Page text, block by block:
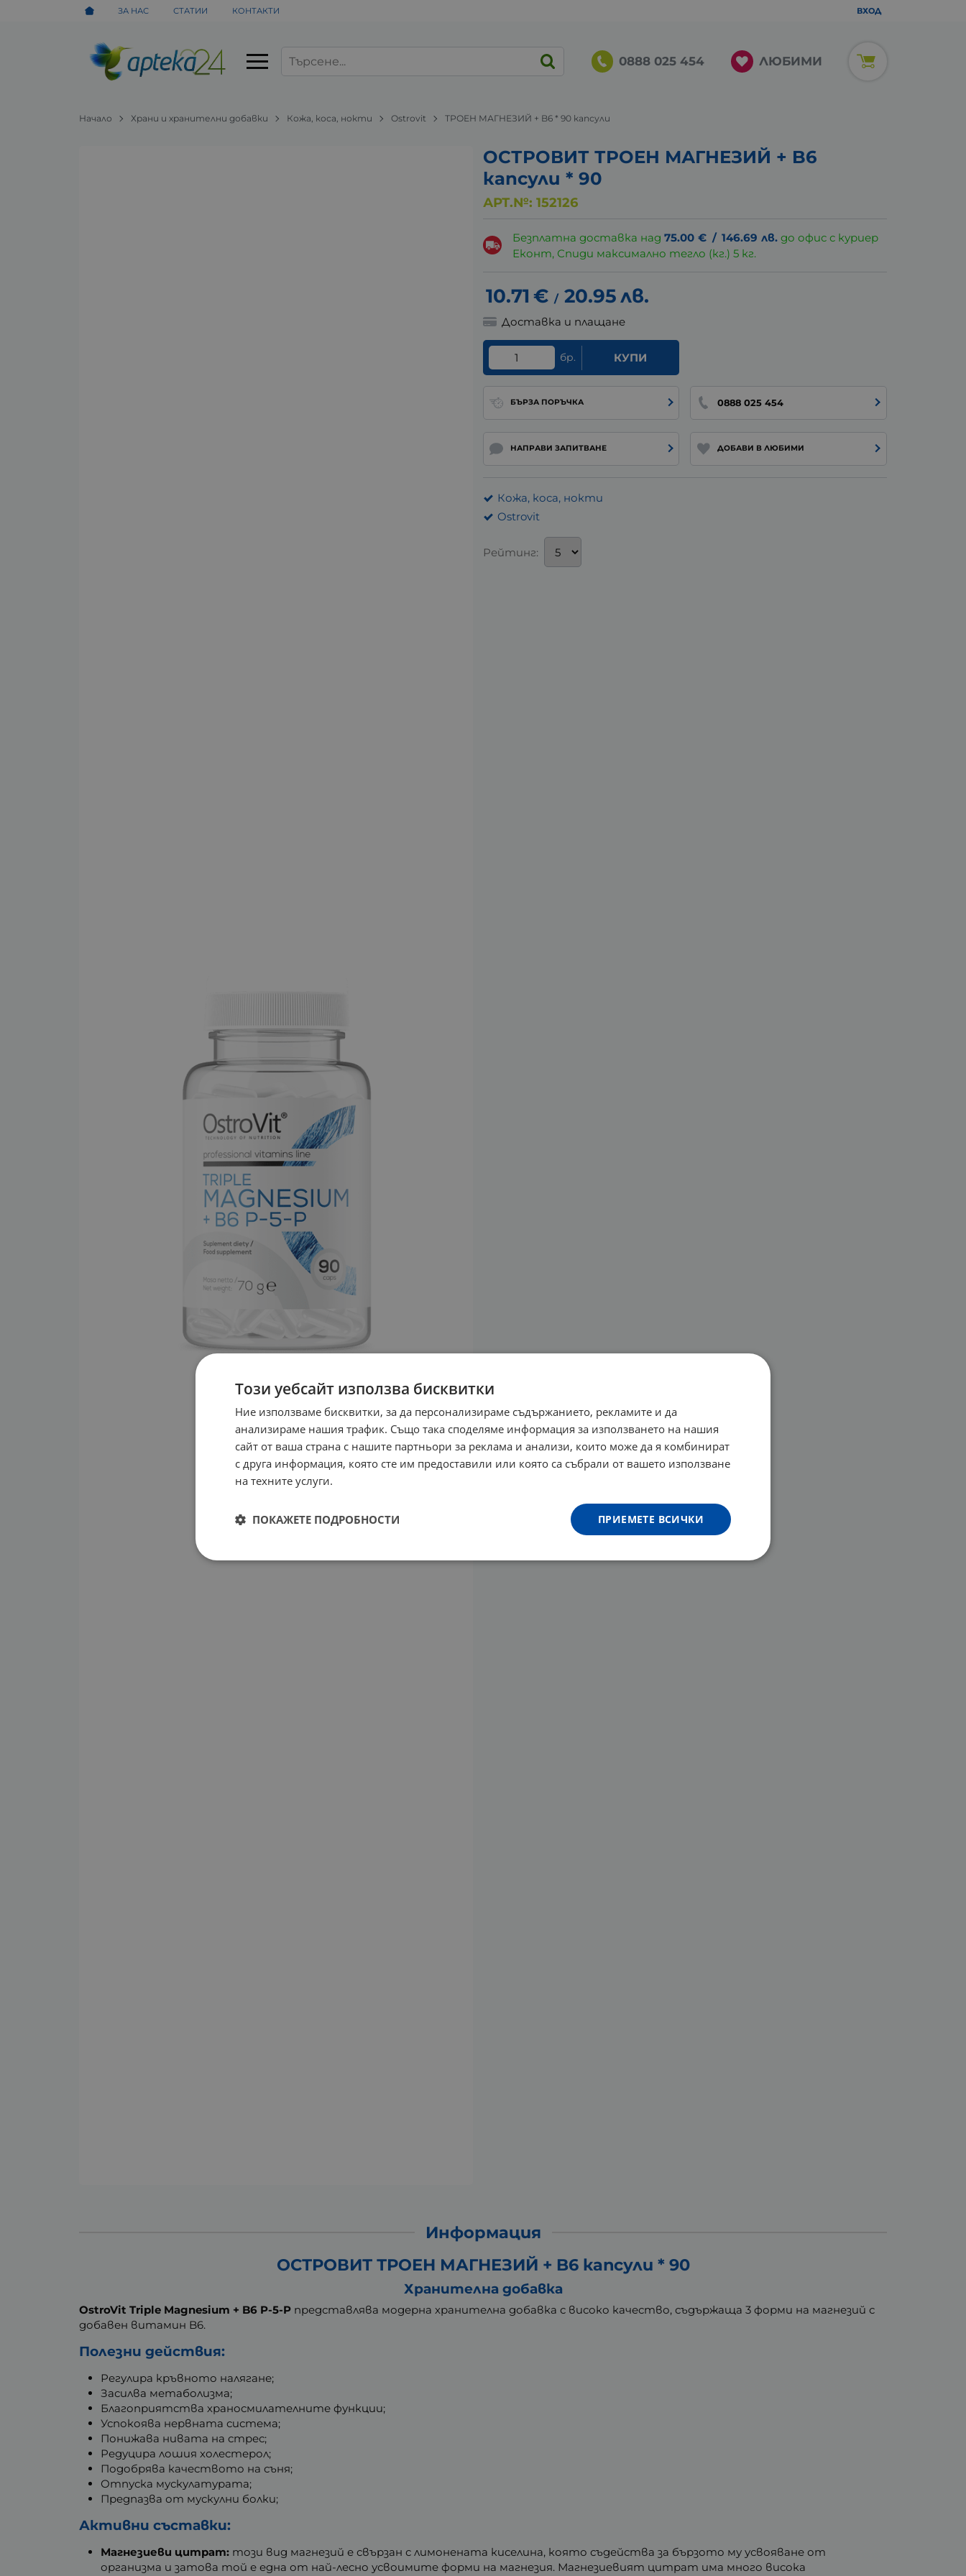
ЗА НАС СТАТИИ КОНТАКТИ ВХОД
0888 025 454 ЛЮБИМИ
Начало Храни и хранителни добавки Кожа, коса, нокти Ostrovit ТРОЕН МАГНЕЗИЙ + B6 * 90 капсули
ОСТРОВИТ ТРОЕН МАГНЕЗИЙ + B6
капсули * 90
АРТ.№: 152126
Безплатна доставка над75.00 € / 146.69 лв. до офис с куриер
Еконт, Спиди максимално тегло (кг.) 5 кг.
10.71 € / 20.95лв.
Доставка и плащане
бр. КУПИ
БЪРЗА ПОРЪЧКА 0888 025 454
НАПРАВИ ЗАПИТВАНЕ ДОБАВИ В ЛЮБИМИ
Кожа, коса, нокти
Ostrovit
Рейтинг:
Информация
ОСТРОВИТ ТРОЕН МАГНЕЗИЙ + B6 капсули * 90
Хранителна добавка
OstroVit Triple Magnesium + B6 P-5-P представлява модерна хранителна добавка с високо качество, съдържаща 3 форми на магнезий с
добавен витамин B6.
Полезни действия:
Регулира кръвното налягане;
Засилва метаболизма;
Благоприятства храносмилателните функции;
Успокоява нервната система;
Понижава нивата на стрес;
Редуцира лошия холестерол;
Подобрява качеството на съня;
Отпуска мускулатурата;
Предпазва от мускулни болки;
Активни съставки:
Магнезиеви цитрат: този вид магнезий е свързан с лимонената киселина, която съдейства за бързото му усвояване от
организма и затова той е една от най-лесно усвоимите форми на магнезия. Магнезиевият цитрат има много висока
Този уебсайт използва бисквитки
Ние използваме бисквитки, за да персонализираме съдържанието, рекламите и да
анализираме нашия трафик. Също така споделяме информация за използването на нашия
сайт от ваша страна с нашите партньори за реклама и анализи, които може да я комбинират
с друга информация, която сте им предоставили или която са събрали от вашето използване
на техните услуги.
ПРИЕМЕТЕ ВСИЧКИ
ПОКАЖЕТЕ ПОДРОБНОСТИ